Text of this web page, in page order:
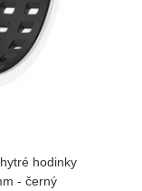
hodinky
- černý